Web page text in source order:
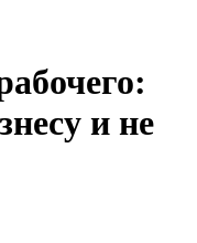
и не